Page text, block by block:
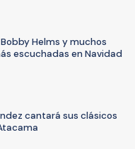
Bobby Helms y muchos
escuchadas en Navidad
cantará sus clásicos